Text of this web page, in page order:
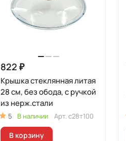
822 ₽
Крышка стеклянная литая
28 см, без обода, с ручкой
из нерж.стали
5 В наличии Арт. с28т100
В корзину